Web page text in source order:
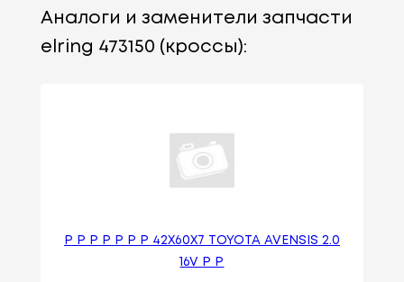
Аналоги и заменители запчасти
elring 473150 (кроссы):
Р Р Р Р Р Р Р 42X60X7 TOYOTA AVENSIS 2.0
16V Р Р